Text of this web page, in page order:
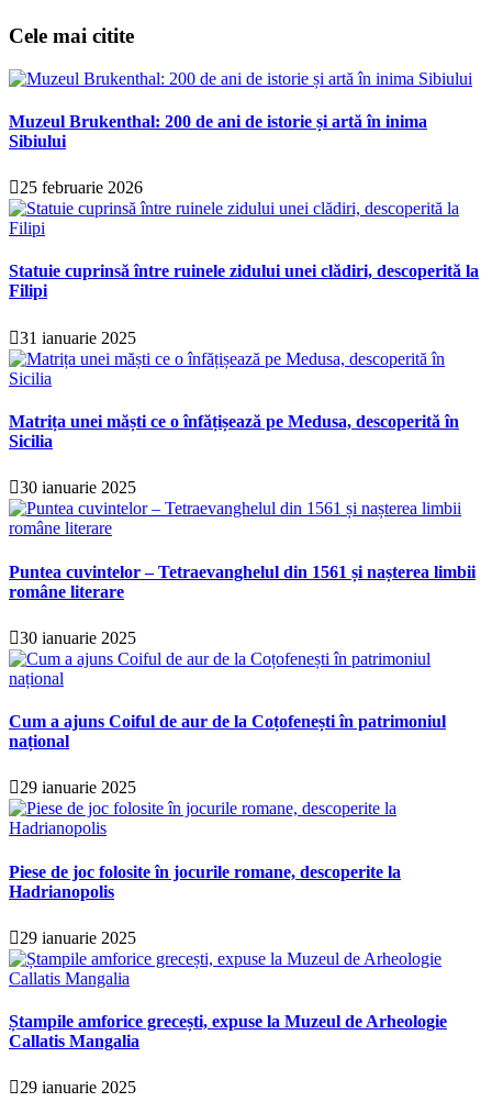
Cele mai citite
Muzeul Brukenthal: 200 de ani de istorie și artă în inima
Sibiului
25 februarie 2026
Statuie cuprinsă între ruinele zidului unei clădiri, descoperită la
Filipi
31 ianuarie 2025
Matrița unei măști ce o înfățișează pe Medusa, descoperită în
Sicilia
30 ianuarie 2025
Puntea cuvintelor – Tetraevanghelul din 1561 și nașterea limbii
române literare
30 ianuarie 2025
Cum a ajuns Coiful de aur de la Coțofenești în patrimoniul
național
29 ianuarie 2025
Piese de joc folosite în jocurile romane, descoperite la
Hadrianopolis
29 ianuarie 2025
Ștampile amforice grecești, expuse la Muzeul de Arheologie
Callatis Mangalia
29 ianuarie 2025